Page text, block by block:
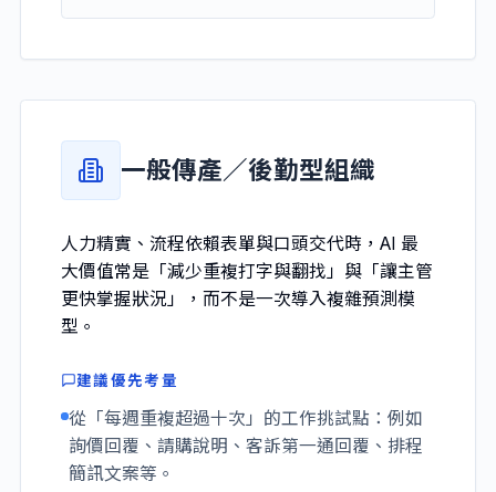
一般傳產／後勤型組織
人力精實、流程依賴表單與口頭交代時，AI 最
大價值常是「減少重複打字與翻找」與「讓主管
更快掌握狀況」，而不是一次導入複雜預測模
型。
建議優先考量
從「每週重複超過十次」的工作挑試點：例如
詢價回覆、請購說明、客訴第一通回覆、排程
簡訊文案等。